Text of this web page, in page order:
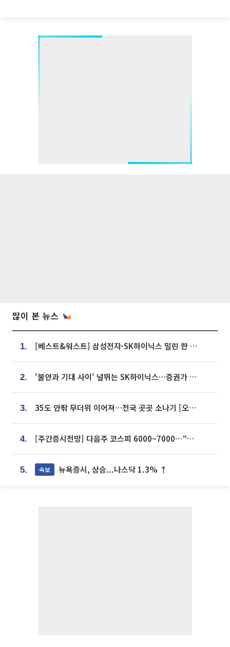
많이 본 뉴스
1. [베스트&워스트] 삼성전자·SK하이닉스 밀린 한 주…상상인증권은 85% 급등
2. '불안과 기대 사이' 널뛰는 SK하이닉스…증권가 "HBM4·LTA 기반 펀터멘털 견고"
3. 35도 안팎 무더위 이어져…전국 곳곳 소나기 [오늘 날씨]
4. [주간증시전망] 다음주 코스피 6000~7000⋯“外人 수급은 정책이 변수”
5. 속보 뉴욕증시, 상승...나스닥 1.3% ↑